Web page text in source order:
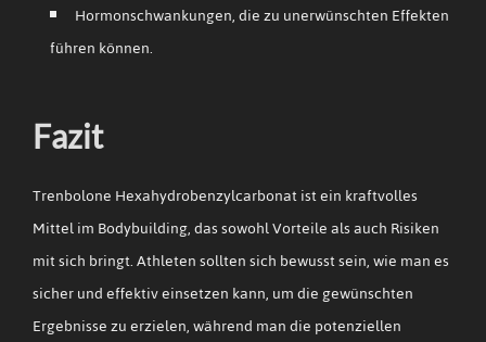
Hormonschwankungen, die zu unerwünschten Effekten
führen können.
Fazit
Trenbolone Hexahydrobenzylcarbonat ist ein kraftvolles
Mittel im Bodybuilding, das sowohl Vorteile als auch Risiken
mit sich bringt. Athleten sollten sich bewusst sein, wie man es
sicher und effektiv einsetzen kann, um die gewünschten
Ergebnisse zu erzielen, während man die potenziellen